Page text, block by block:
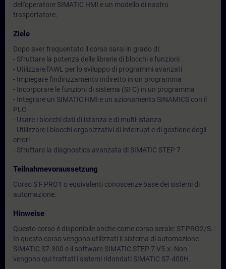
dell'operatore SIMATIC HMI e un modello di nastro
trasportatore.
Ziele
Dopo aver frequentato il corso sarai in grado di:
- Sfruttare la potenza delle librerie di blocchi e funzioni
- Utilizzare l'AWL per lo sviluppo di programmi avanzati
- Impiegare l'indirizzamento indiretto in un programma
- Incorporare le funzioni di sistema (SFC) in un programma
- Integrare un SIMATIC HMI e un azionamento SINAMICS con il
PLC
- Usare i blocchi dati di istanza e di multi-istanza
- Utilizzare i blocchi organizzativi di interrupt e di gestione degli
errori
- Sfruttare la diagnostica avanzata di SIMATIC STEP 7
Teilnahmevoraussetzung
Corso ST- PRO1 o equivalenti conoscenze base dei sistemi di
automazione.
Hinweise
Questo corso è disponibile anche come corso serale: ST-PRO2/S.
In questo corso vengono utilizzati il sistema di automazione
SIMATIC S7-300 e il software SIMATIC STEP 7 V5.x. Non
vengono qui trattati i sistemi ridondati SIMATIC S7-400H.